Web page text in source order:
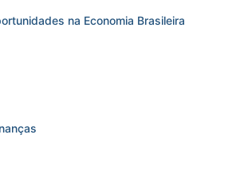
na Economia Brasileira